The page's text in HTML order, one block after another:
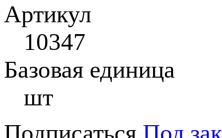
Артикул
10347
Базовая единица
шт